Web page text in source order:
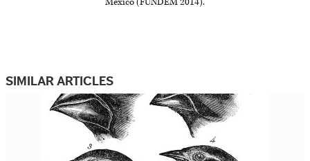
México (FUNDEM 2014).
SIMILAR ARTICLES